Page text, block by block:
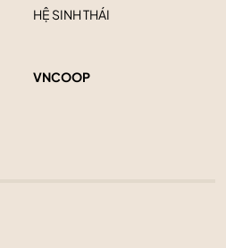
HỆ SINH THÁI
VNCOOP